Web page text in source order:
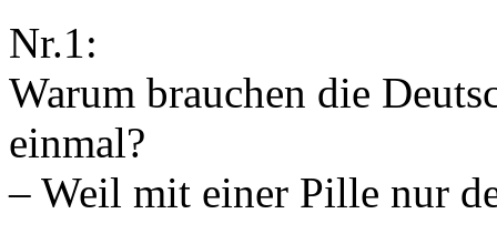
Nr.1:
Warum brauchen die
einmal?
– Weil mit einer Pille nur